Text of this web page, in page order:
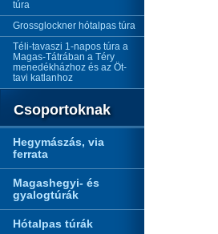
túra
Grossglockner hótalpas túra
Téli-tavaszi 1-napos túra a
Magas-Tátrában a Téry
menedékházhoz és az Öt-
tavi katlanhoz
Csoportoknak
Hegymászás, via
ferrata
Magashegyi- és
gyalogtúrák
Hótalpas túrák